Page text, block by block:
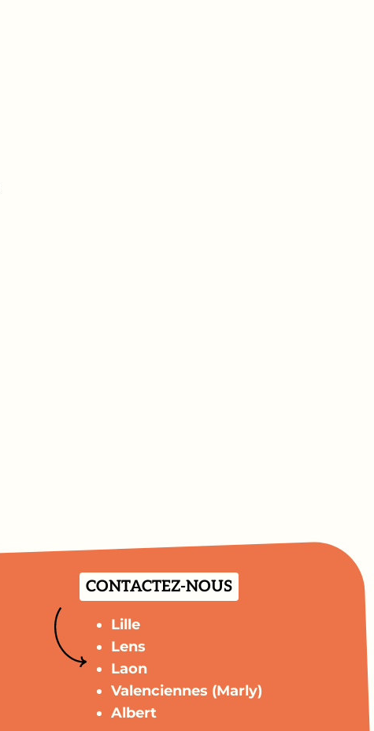
CONTACTEZ-NOUS
Lille
Lens
Laon
Valenciennes (Marly)
Albert